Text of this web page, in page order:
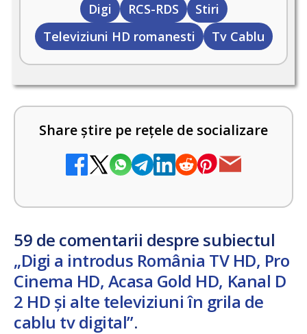
Digi RCS-RDS
Stiri
Televiziuni HD romanesti
Tv Cablu
Share știre pe rețele de socializare
59 de comentarii despre subiectul
„Digi a introdus România TV HD, Pro
Cinema HD, Acasa Gold HD, Kanal D
2 HD și alte televiziuni în grila de
cablu tv digital”.